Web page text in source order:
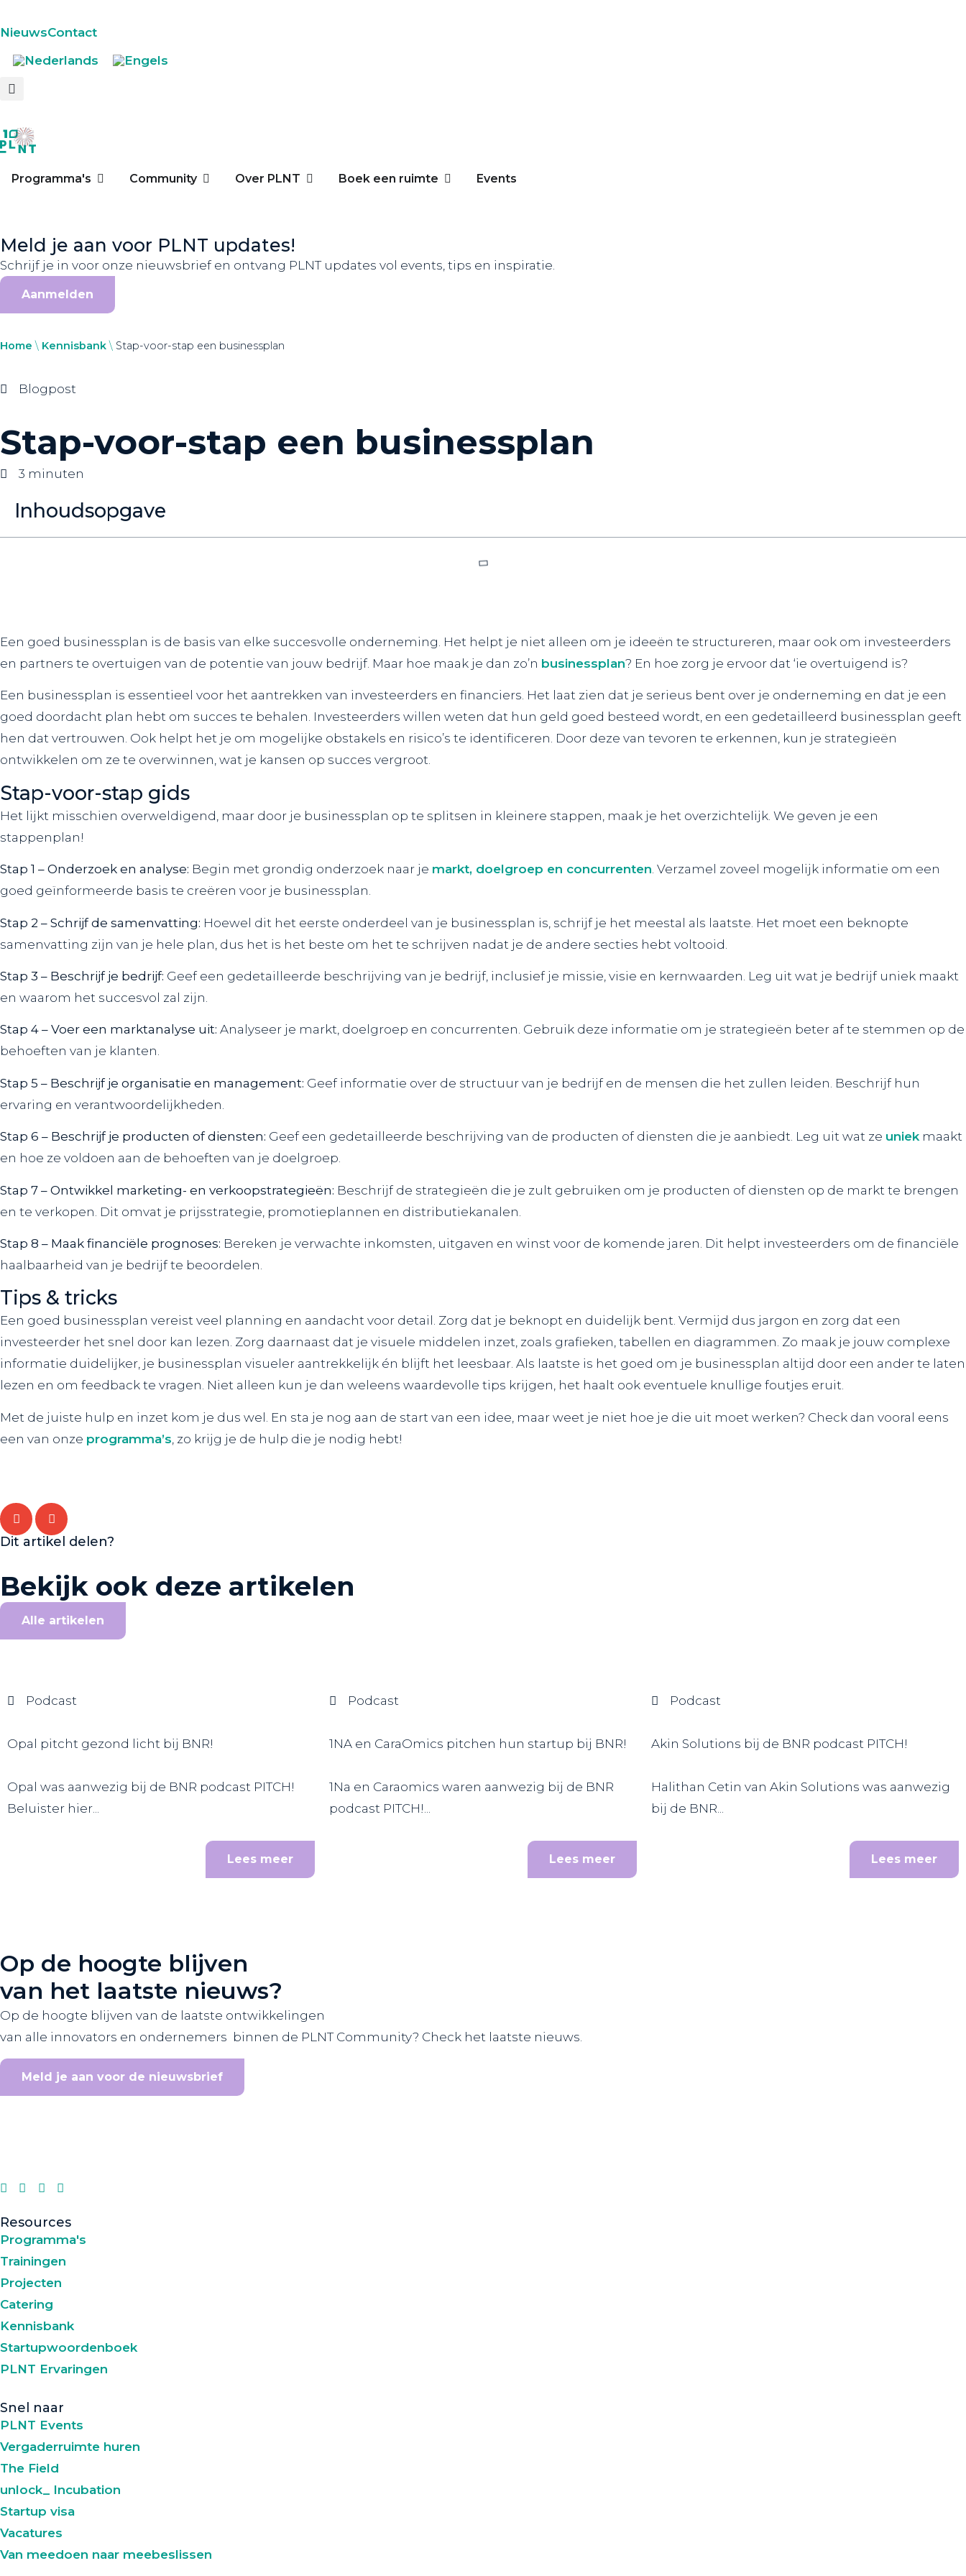
NieuwsContact
Programma's Community Over PLNT Boek een ruimte Events
Meld je aan voor PLNT updates!
Schrijf je in voor onze nieuwsbrief en ontvang PLNT updates vol events, tips en inspiratie.
Aanmelden
Home \ Kennisbank\ Stap-voor-stap een businessplan
Blogpost
Stap-voor-stap een businessplan
3 minuten
Inhoudsopgave
Een goed businessplan is de basis van elke succesvolle onderneming. Het helpt je niet alleen om je ideeën te structureren, maar ook om investeerders
en partners te overtuigen van de potentie van jouw bedrijf. Maar hoe maak je dan zo’n businessplan? En hoe zorg je ervoor dat ‘ie overtuigend is?
Een businessplan is essentieel voor het aantrekken van investeerders en financiers. Het laat zien dat je serieus bent over je onderneming en dat je een
goed doordacht plan hebt om succes te behalen. Investeerders willen weten dat hun geld goed besteed wordt, en een gedetailleerd businessplan geeft
hen dat vertrouwen. Ook helpt het je om mogelijke obstakels en risico’s te identificeren. Door deze van tevoren te erkennen, kun je strategieën
ontwikkelen om ze te overwinnen, wat je kansen op succes vergroot.
Stap-voor-stap gids
Het lijkt misschien overweldigend, maar door je businessplan op te splitsen in kleinere stappen, maak je het overzichtelijk. We geven je een
stappenplan!
Stap 1 – Onderzoek en analyse: Begin met grondig onderzoek naar je markt, doelgroep en concurrenten. Verzamel zoveel mogelijk informatie om een
goed geïnformeerde basis te creëren voor je businessplan.
Stap 2 – Schrijf de samenvatting: Hoewel dit het eerste onderdeel van je businessplan is, schrijf je het meestal als laatste. Het moet een beknopte
samenvatting zijn van je hele plan, dus het is het beste om het te schrijven nadat je de andere secties hebt voltooid.
Stap 3 – Beschrijf je bedrijf: Geef een gedetailleerde beschrijving van je bedrijf, inclusief je missie, visie en kernwaarden. Leg uit wat je bedrijf uniek maakt
en waarom het succesvol zal zijn.
Stap 4 – Voer een marktanalyse uit: Analyseer je markt, doelgroep en concurrenten. Gebruik deze informatie om je strategieën beter af te stemmen op de
behoeften van je klanten.
Stap 5 – Beschrijf je organisatie en management: Geef informatie over de structuur van je bedrijf en de mensen die het zullen leiden. Beschrijf hun
ervaring en verantwoordelijkheden.
Stap 6 – Beschrijf je producten of diensten: Geef een gedetailleerde beschrijving van de producten of diensten die je aanbiedt. Leg uit wat ze uniekmaakt
en hoe ze voldoen aan de behoeften van je doelgroep.
Stap 7 – Ontwikkel marketing- en verkoopstrategieën: Beschrijf de strategieën die je zult gebruiken om je producten of diensten op de markt te brengen
en te verkopen. Dit omvat je prijsstrategie, promotieplannen en distributiekanalen.
Stap 8 – Maak financiële prognoses: Bereken je verwachte inkomsten, uitgaven en winst voor de komende jaren. Dit helpt investeerders om de financiële
haalbaarheid van je bedrijf te beoordelen.
Tips & tricks
Een goed businessplan vereist veel planning en aandacht voor detail. Zorg dat je beknopt en duidelijk bent. Vermijd dus jargon en zorg dat een
investeerder het snel door kan lezen. Zorg daarnaast dat je visuele middelen inzet, zoals grafieken, tabellen en diagrammen. Zo maak je jouw complexe
informatie duidelijker, je businessplan visueler aantrekkelijk én blijft het leesbaar. Als laatste is het goed om je businessplan altijd door een ander te laten
lezen en om feedback te vragen. Niet alleen kun je dan weleens waardevolle tips krijgen, het haalt ook eventuele knullige foutjes eruit.
Met de juiste hulp en inzet kom je dus wel. En sta je nog aan de start van een idee, maar weet je niet hoe je die uit moet werken? Check dan vooral eens
een van onze programma’s , zo krijg je de hulp die je nodig hebt!
Dit artikel delen?
Bekijk ook deze artikelen
Alle artikelen
Podcast
Opal pitcht gezond licht bij BNR!
Opal was aanwezig bij de BNR podcast PITCH!
Beluister hier...
Lees meer
Podcast
1NA en CaraOmics pitchen hun startup bij BNR!
1Na en Caraomics waren aanwezig bij de BNR
podcast PITCH!...
Lees meer
Podcast
Akin Solutions bij de BNR podcast PITCH!
Halithan Cetin van Akin Solutions was aanwezig
bij de BNR...
Lees meer
Op de hoogte blijven
van het laatste nieuws?
Op de hoogte blijven van de laatste ontwikkelingen
van alle innovators en ondernemers binnen de PLNT Community? Check het laatste nieuws.
Meld je aan voor de nieuwsbrief
Resources
Programma's
Trainingen
Projecten
Catering
Kennisbank
Startupwoordenboek
PLNT Ervaringen
Snel naar
PLNT Events
Vergaderruimte huren
The Field
unlock_ Incubation
Startup visa
Vacatures
Van meedoen naar meebeslissen